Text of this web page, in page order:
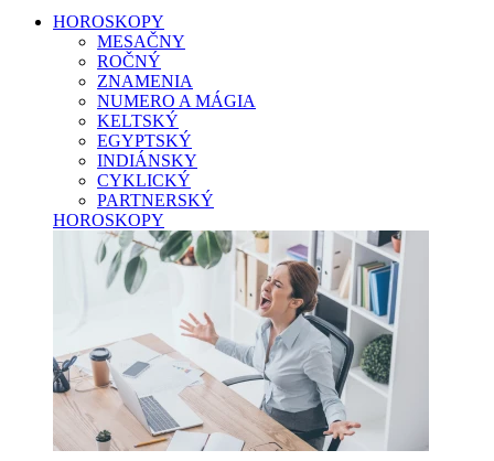
HOROSKOPY
MESAČNY
ROČNÝ
ZNAMENIA
NUMERO A MÁGIA
KELTSKÝ
EGYPTSKÝ
INDIÁNSKY
CYKLICKÝ
PARTNERSKÝ
HOROSKOPY